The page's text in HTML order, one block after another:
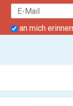
an mich